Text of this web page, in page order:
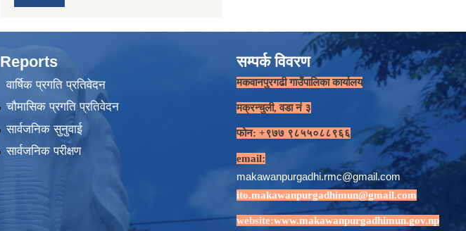
Reports
वार्षिक प्रगति प्रतिवेदन
चौमासिक प्रगति प्रतिवेदन
सार्वजनिक सुनुवाई
सार्वजनिक परीक्षण
सम्पर्क विवरण
मकवानपुरगढी गाउँपालिका कार्यालय
मक्रन्चुली, वडा नं ३
फोन: +९७७ ९८५५०८८९६६
email:
makawanpurgadhi.rmc@gmail.com
ito.makawanpurgadhimun@gmail.com
website:www.makawanpurgadhimun.gov.np